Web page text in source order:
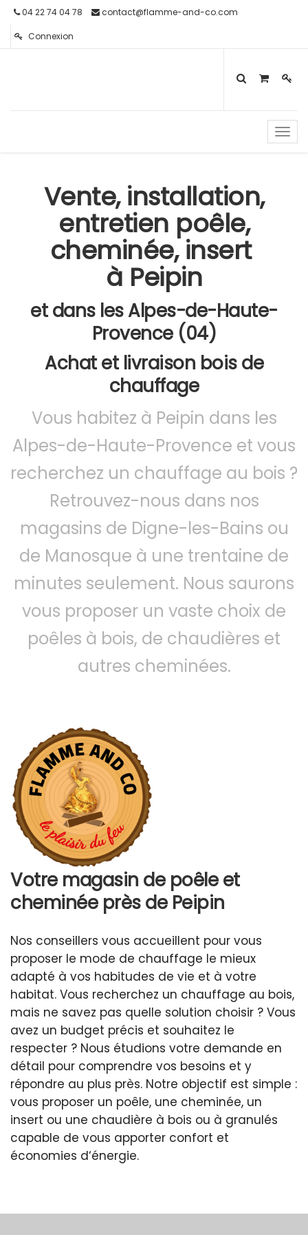
04 22 74 04 78 contact@flamme-and-co.com
Connexion
Vente, installation,
entretien poêle,
cheminée, insert
à Peipin
et dans les Alpes-de-Haute-
Provence (04)
Achat et livraison bois de
chauffage
Vous habitez à Peipin dans les
Alpes-de-Haute-Provence et vous
recherchez un chauffage au bois ?
Retrouvez-nous dans nos
magasins de Digne-les-Bains ou
de Manosque à une trentaine de
minutes seulement. Nous saurons
vous proposer un vaste choix de
poêles à bois, de chaudières et
autres cheminées.
Votre magasin de poêle et
cheminée près de Peipin
Nos conseillers vous accueillent pour vous
proposer le mode de chauffage le mieux
adapté à vos habitudes de vie et à votre
habitat. Vous recherchez un chauffage au bois,
mais ne savez pas quelle solution choisir ? Vous
avez un budget précis et souhaitez le
respecter ? Nous étudions votre demande en
détail pour comprendre vos besoins et y
répondre au plus près. Notre objectif est simple :
vous proposer un poêle, une cheminée, un
insert ou une chaudière à bois ou à granulés
capable de vous apporter confort et
économies d‘énergie.